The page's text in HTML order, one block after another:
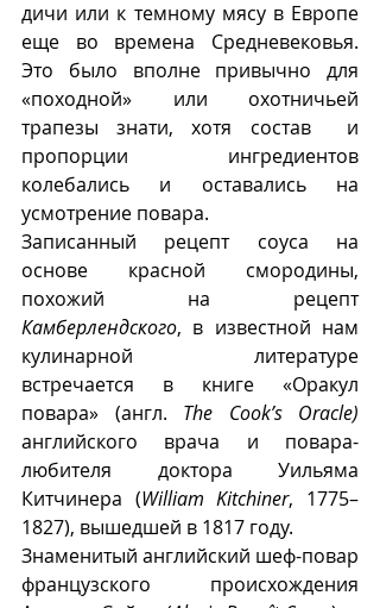
дичи или к темному мясу в Европе
еще во времена Средневековья.
Это было вполне привычно для
«походной» или охотничьей
трапезы знати, хотя состав  и
пропорции ингредиентов
колебались и оставались на
усмотрение повара.
Записанный рецепт соуса на
основе красной смородины,
похожий на рецепт
Камберлендского, в известной нам
кулинарной литературе
встречается в книге «Оракул
повара» (англ. The Cook’s Oracle)
английского врача и повара-
любителя доктора Уильяма
Китчинера (William Kitchiner, 1775–
1827), вышедшей в 1817 году.
Знаменитый английский шеф-повар
французского происхождения